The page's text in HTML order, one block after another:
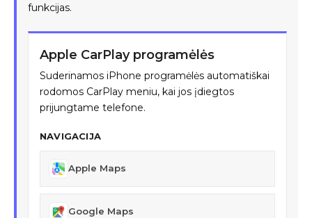
funkcijas.
Apple CarPlay programėlės
Suderinamos iPhone programėlės automatiškai
rodomos CarPlay meniu, kai jos įdiegtos
prijungtame telefone.
NAVIGACIJA
Apple Maps
Google Maps